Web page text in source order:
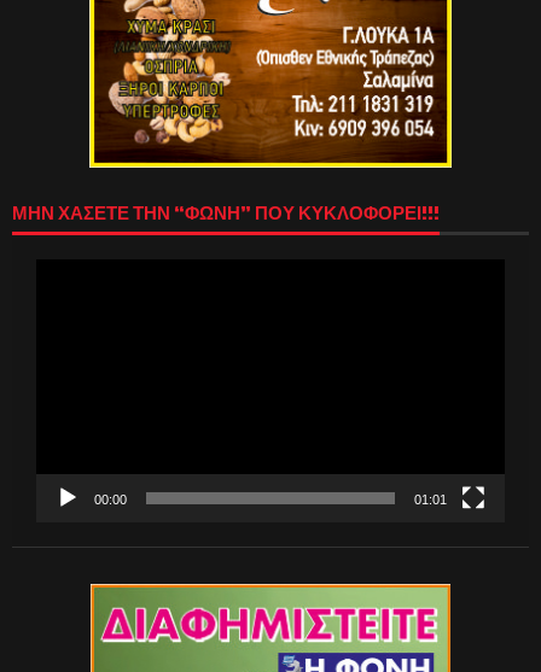
ΜΗΝ ΧΑΣΕΤΕ ΤΗΝ “ΦΩΝΗ” ΠΟΥ ΚΥΚΛΟΦΟΡΕΙ!!!
00:00 01:01